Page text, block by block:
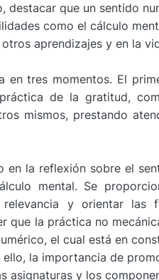
destacar que un sentido
como el cálculo
aprendizajes y en la
en tres momentos. El
de la gratitud,
mismos, prestando
en la reflexión sobre el
mental. Se
y orientar las
que la práctica no
el cual está en
la importancia de
asignaturas y los